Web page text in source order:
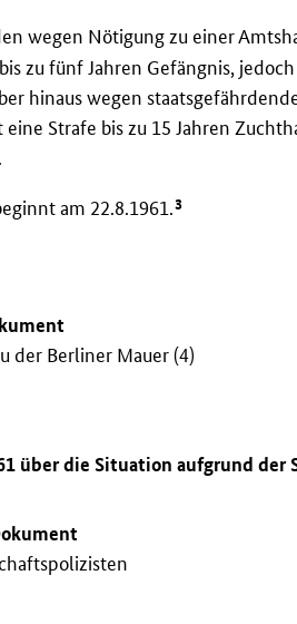
wegen Nötigung zu einer
zu fünf Jahren Gefängnis,
hinaus wegen
eine Strafe bis zu 15 Jahren
am 22.8.1961.3
der Berliner Mauer (4)
über die Situation aufgrund der